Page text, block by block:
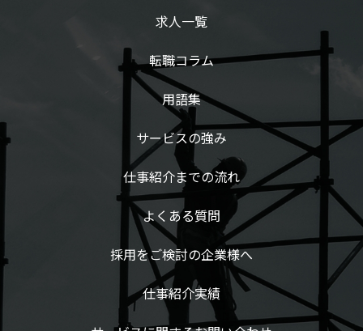
求人一覧
転職コラム
用語集
サービスの強み
仕事紹介までの流れ
よくある質問
採用をご検討の企業様へ
仕事紹介実績